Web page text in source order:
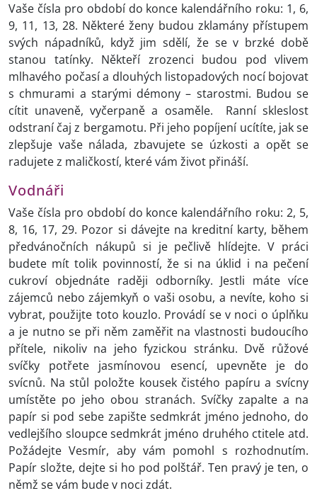
Vaše čísla pro období do konce kalendářního roku: 1, 6,
9, 11, 13, 28. Některé ženy budou zklamány přístupem
svých nápadníků, když jim sdělí, že se v brzké době
stanou tatínky. Někteří zrozenci budou pod vlivem
mlhavého počasí a dlouhých listopadových nocí bojovat
s chmurami a starými démony – starostmi. Budou se
cítit unaveně, vyčerpaně a osaměle. Ranní skleslost
odstraní čaj z bergamotu. Při jeho popíjení ucítíte, jak se
zlepšuje vaše nálada, zbavujete se úzkosti a opět se
radujete z maličkostí, které vám život přináší.
Vodnáři
Vaše čísla pro období do konce kalendářního roku: 2, 5,
8, 16, 17, 29. Pozor si dávejte na kreditní karty, během
předvánočních nákupů si je pečlivě hlídejte. V práci
budete mít tolik povinností, že si na úklid i na pečení
cukroví objednáte raději odborníky. Jestli máte více
zájemců nebo zájemkyň o vaši osobu, a nevíte, koho si
vybrat, použijte toto kouzlo. Provádí se v noci o úplňku
a je nutno se při něm zaměřit na vlastnosti budoucího
přítele, nikoliv na jeho fyzickou stránku. Dvě růžové
svíčky potřete jasmínovou esencí, upevněte je do
svícnů. Na stůl položte kousek čistého papíru a svícny
umístěte po jeho obou stranách. Svíčky zapalte a na
papír si pod sebe zapište sedmkrát jméno jednoho, do
vedlejšího sloupce sedmkrát jméno druhého ctitele atd.
Požádejte Vesmír, aby vám pomohl s rozhodnutím.
Papír složte, dejte si ho pod polštář. Ten pravý je ten, o
němž se vám bude v noci zdát.